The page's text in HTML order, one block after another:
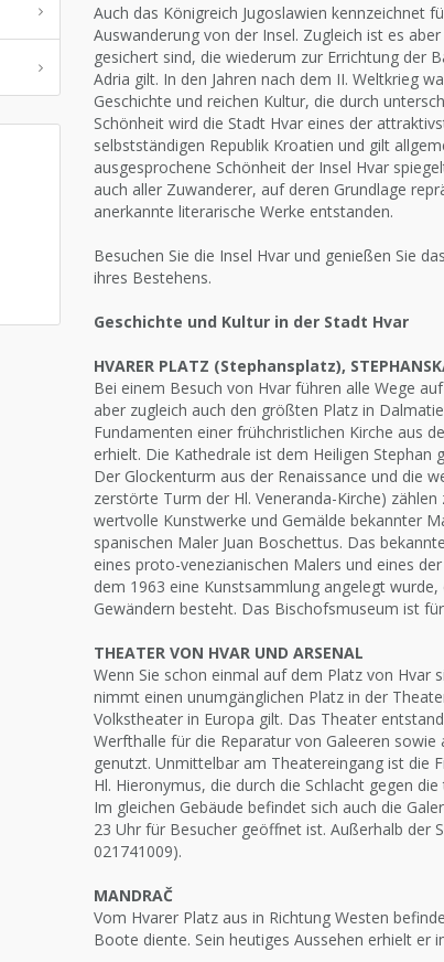
Auch das Königreich Jugoslawien kennzeichnet
Auswanderung von der Insel. Zugleich ist es
gesichert sind, die wiederum zur Errichtung der
Adria gilt. In den Jahren nach dem II. Weltkrieg
Geschichte und reichen Kultur, die durch
Schönheit wird die Stadt Hvar eines der
selbstständigen Republik Kroatien und gilt
ausgesprochene Schönheit der Insel Hvar
auch aller Zuwanderer, auf deren Grundlage
anerkannte literarische Werke entstanden.
Besuchen Sie die Insel Hvar und genießen Sie
ihres Bestehens.
Geschichte und Kultur in der Stadt Hvar
HVARER PLATZ (Stephansplatz),
Bei einem Besuch von Hvar führen alle Wege
aber zugleich auch den größten Platz in
Fundamenten einer frühchristlichen Kirche aus
erhielt. Die Kathedrale ist dem Heiligen
Der Glockenturm aus der Renaissance und die
zerstörte Turm der Hl. Veneranda-Kirche)
wertvolle Kunstwerke und Gemälde bekannter
spanischen Maler Juan Boschettus. Das
eines proto-venezianischen Malers und eines
dem 1963 eine Kunstsammlung angelegt
Gewändern besteht. Das Bischofsmuseum ist
THEATER VON HVAR UND ARSENAL
Wenn Sie schon einmal auf dem Platz von Hvar
nimmt einen unumgänglichen Platz in der
Volkstheater in Europa gilt. Das Theater
Werfthalle für die Reparatur von Galeeren
genutzt. Unmittelbar am Theatereingang ist die
Hl. Hieronymus, die durch die Schlacht gegen
Im gleichen Gebäude befindet sich auch die
23 Uhr für Besucher geöffnet ist. Außerhalb der
021741009).
MANDRAČ
Vom Hvarer Platz aus in Richtung Westen
Boote diente. Sein heutiges Aussehen erhielt er